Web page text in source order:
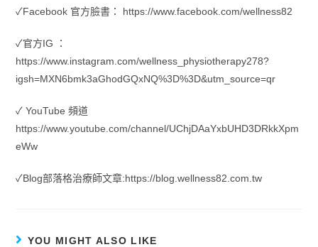
✓Facebook 官方臉書： https://www.facebook.com/wellness82
✓官方IG ：
https://www.instagram.com/wellness_physiotherapy278?
igsh=MXN6bmk3aGhodGQxNQ%3D%3D&utm_source=qr
✓ YouTube 頻道
https://www.youtube.com/channel/UChjDAaYxbUHD3DRkkXpm
eWw
✓Blog部落格治療師文章:https://blog.wellness82.com.tw
YOU MIGHT ALSO LIKE